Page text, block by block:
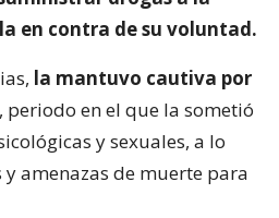
en contra de su voluntad.
la mantuvo cautiva por
, periodo en el que la sometió
y sexuales, a lo
amenazas de muerte para